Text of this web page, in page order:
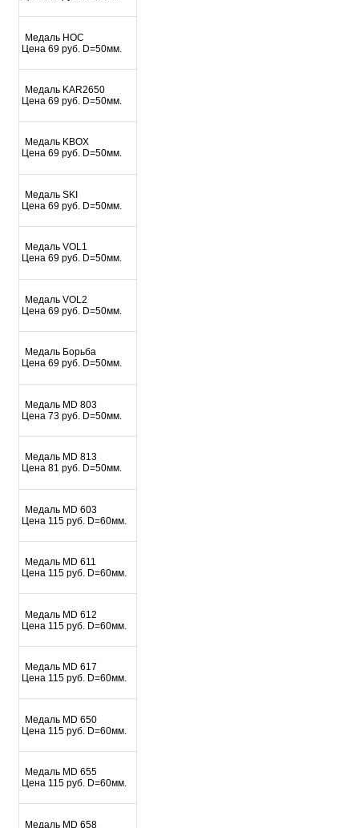
Медаль HOC
Цена 69 руб. D=50мм.
Медаль KAR2650
Цена 69 руб. D=50мм.
Медаль KBOX
Цена 69 руб. D=50мм.
Медаль SKI
Цена 69 руб. D=50мм.
Медаль VOL1
Цена 69 руб. D=50мм.
Медаль VOL2
Цена 69 руб. D=50мм.
Медаль Борьба
Цена 69 руб. D=50мм.
Mедаль MD 803
Цена 73 руб. D=50мм.
Mедаль MD 813
Цена 81 руб. D=50мм.
Mедаль MD 603
Цена 115 руб. D=60мм.
Mедаль MD 611
Цена 115 руб. D=60мм.
Mедаль MD 612
Цена 115 руб. D=60мм.
Mедаль MD 617
Цена 115 руб. D=60мм.
Mедаль MD 650
Цена 115 руб. D=60мм.
Mедаль MD 655
Цена 115 руб. D=60мм.
Mедаль MD 658